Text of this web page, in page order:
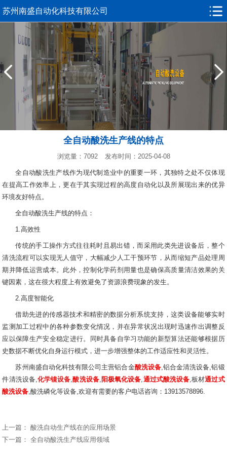
苏州南盛自动化科技有限公司
全自动酸洗生产线的特点
浏览量：7092 发布时间：2025-04-08
全自动酸洗生产线作为现代制造业中的重要一环，其独特之处不仅体现
在提高工作效率上，更在于其实现过程的高度自动化以及所展现出来的优异
环境友好特点。
全自动酸洗生产线的特点：
1.高效性
传统的手工操作方式往往耗时且易出错，而采用此类先进设备后，整个
清洗流程可以实现无人值守，大幅减少人工干预环节，从而缩短产品处理周
期并降低运营成本。此外，控制化学药剂用量也是确保高质量清洁效果的关
键因素，这在很大程度上有效避免了资源浪费现象的发生。
2.高度智能化
借助先进的传感器技术和精密的数据分析系统支持，这类设备能够实时
监测加工过程中的各种参数变化情况，并在异常状况出现时迅速作出调整反
应以保障生产安全稳定进行。同时具备自学习功能的新型算法还能够根据历
史数据不断优化自身运行模式，进一步增强整体的工作适应性和灵活性。
苏州南盛自动化科技有限公司主营铝合金酸洗设备,铝合金清洗设备,铝锻
件清洗设备, 化学镍设备 ,酸洗设备, 阳极氧化设备 通过式酸洗设备 ,板材通过式
酸洗设备 ,酸洗磷化等设备,欢迎有需要的客户电话咨询：13913578896.
上一篇：酸洗自动生产线在的应用场景
下一篇：全自动酸洗生产线应用领域